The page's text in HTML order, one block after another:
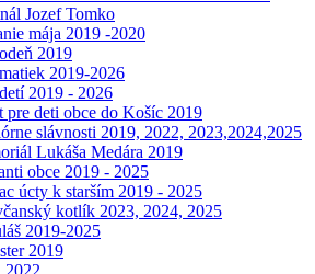
Jozef Tomko
mája 2019 -2020
2019
2019-2026
2019 - 2026
pre deti obce do Košíc 2019
slávnosti 2019, 2022, 2023,2024,2025
Lukáša Medára 2019
obce 2019 - 2025
úcty k starším 2019 - 2025
kotlík 2023, 2024, 2025
2019-2025
2019
2022